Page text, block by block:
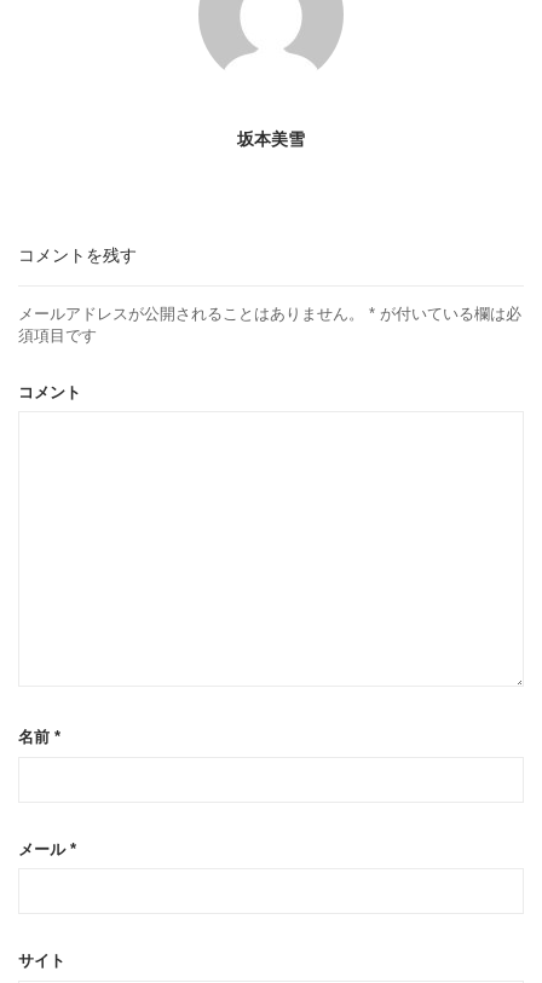
坂本美雪
コメントを残す
メールアドレスが公開されることはありません。 * が付いている欄は必
須項目です
コメント
名前 *
メール *
サイト